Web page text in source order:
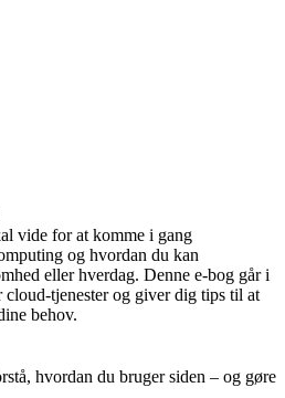
vide for at komme i gang
og hvordan du kan
eller hverdag. Denne e-bog går i
tjenester og giver dig tips til at
behov.
hvordan du bruger siden – og gøre